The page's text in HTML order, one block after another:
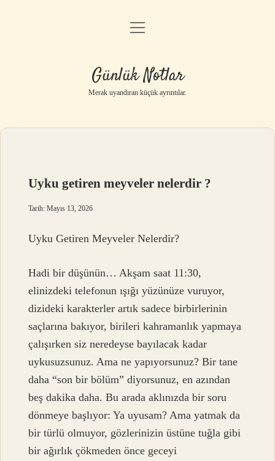
Anasayfa
Yasal Uyarı
menüyü
Günlük Notlar
Merak uyandıran küçük ayrıntılar.
Uyku getiren meyveler nelerdir ?
Tarih: Mayıs 13, 2026
Uyku Getiren Meyveler Nelerdir?
Hadi bir düşünün… Akşam saat 11:30,
elinizdeki telefonun ışığı yüzünüze vuruyor,
dizideki karakterler artık sadece birbirlerinin
saçlarına bakıyor, birileri kahramanlık yapmaya
çalışırken siz neredeyse bayılacak kadar
uykusuzsunuz. Ama ne yapıyorsunuz? Bir tane
daha “son bir bölüm” diyorsunuz, en azından
beş dakika daha. Bu arada aklınızda bir soru
dönmeye başlıyor: Ya uyusam? Ama yatmak da
bir türlü olmuyor, gözlerinizin üstüne tuğla gibi
bir ağırlık çökmeden önce geceyi